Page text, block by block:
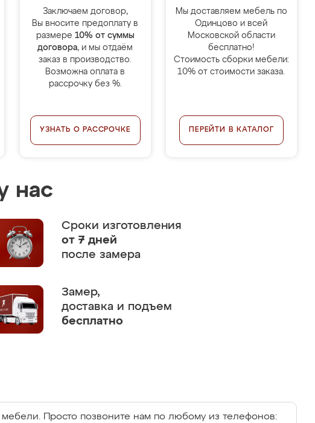
Заключаем договор,
Вы вносите предоплату в
размере 10% от суммы
договора, и мы отдаём
заказ в производство.
Возможна оплата в
рассрочку без %.
УЗНАТЬ О РАССРОЧКЕ
Мы доставляем мебель по
Одинцово и всей
Московской области
бесплатно!
Стоимость сборки мебели:
10% от стоимости заказа.
ПЕРЕЙТИ В КАТАЛОГ
нас
Сроки изготовления
от 7 дней
после замера
Замер,
доставка и подъем
бесплатно
Просто позвоните нам по любому из телефонов: